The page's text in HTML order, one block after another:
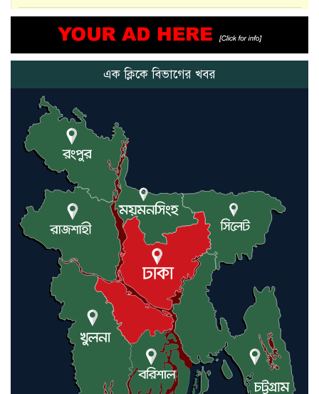
মানুষের উপকার হয় : প্রধানমন্ত্রী
যুক্তরাষ্ট্র ও ইসরায়েল বাদে হরমুজ
প্রণালি সবার জন্য উন্মুক্ত: আরাকচি
এবার চীনের দ্বারস্থ হলেন ডোনাল্ড
ট্রাম্প
ইরানে কঠোর হামলা অব্যাহত রাখতে
ট্রাম্পকে আহ্বান সৌদি আরবের
ইরাকসহ মধ্যপ্রাচ্যে ২৪ হামলা চালাল
এক ক্লিকে বিভাগের খবর